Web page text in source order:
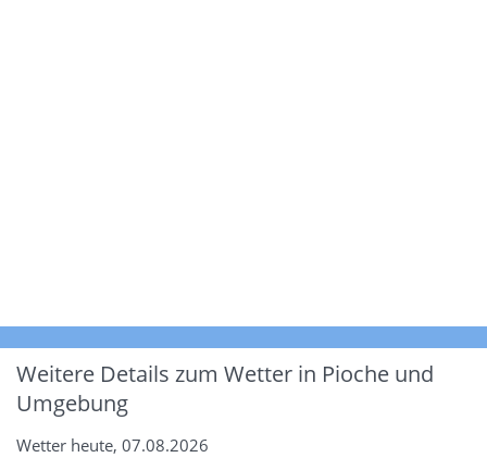
Weitere Details zum Wetter in Pioche und
Umgebung
Wetter heute, 07.08.2026